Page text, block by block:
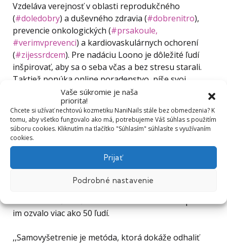
Vaše súkromie je naša
priorita!
Chcete si užívať nechtovú kozmetiku NaniNails stále bez obmedzenia? K
tomu, aby všetko fungovalo ako má, potrebujeme Váš súhlas s použitím
súboru cookies. Kliknutím na tlačítko "Súhlasím" súhlasíte s využívaním
cookies.
Prijať
Podrobné nastavenie
Vzdeláva verejnosť v oblasti reprodukčného
(#doledobry) a duševného zdravia (#dobrenitro),
prevencie onkologických (#prsakoule,
#verimvprevenci) a kardiovaskulárnych ochorení
(#zijessrdcem). Pre nadáciu Loono je dôležité ľudí
inšpirovať, aby sa o seba včas a bez stresu starali.
Taktiež ponúka online poradenstvo, píše svoj
vlastný blog a tvorí podcasty.
Za 7 rokov prešlo Loono naozaj veľký kus cesty –
vyškolilo viac ako 100 tisíc ľudí, usporiadalo nad 2 000
workshopov a rozšírilo vzdelávanie o ďalšie dôležité
preventívne kampane. Aj napriek tomu si ich veľká
časť verejnosti pamätá najmä vďaka ich prvej
ikonickej kampani #prsakoule. Po jednom takom
im ozvalo viac ako 50 ľudí.
,,Samovyšetrenie je metóda, ktorá dokáže odhaliť